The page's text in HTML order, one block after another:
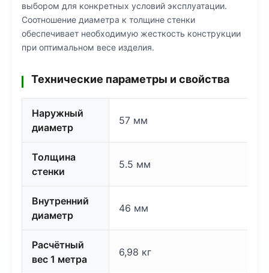
выбором для конкретных условий эксплуатации.
Соотношение диаметра к толщине стенки
обеспечивает необходимую жесткость конструкции
при оптимальном весе изделия.
Технические параметры и свойства
Наружный
диаметр
57 мм
Толщина
стенки
5.5 мм
Внутренний
диаметр
46 мм
Расчётный
вес 1 метра
6,98 кг